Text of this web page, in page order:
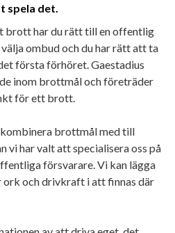
spela det.
brott har du rätt till en offentlig
ombud och du har rätt att ta
första förhöret. Gaestadius
inom brottmål och företräder
för ett brott.
brottmål med till
vi har valt att specialisera oss på
försvarare. Vi kan lägga
ork och drivkraft i att finnas där